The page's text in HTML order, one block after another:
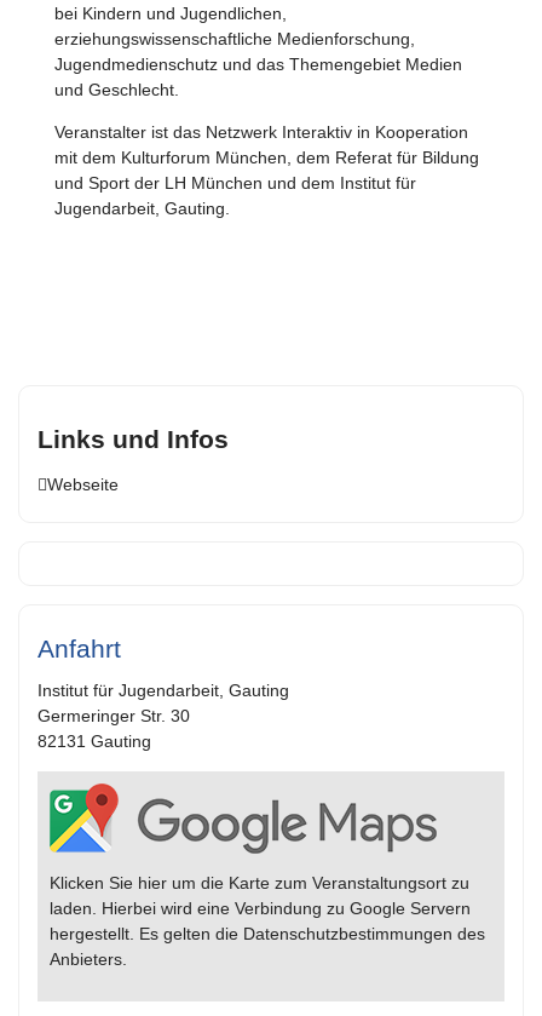
bei Kindern und Jugendlichen,
erziehungswissenschaftliche Medienforschung,
Jugendmedienschutz und das Themengebiet Medien
und Geschlecht.
Veranstalter ist das Netzwerk Interaktiv in Kooperation
mit dem Kulturforum München, dem Referat für Bildung
und Sport der LH München und dem Institut für
Jugendarbeit, Gauting.
Links und Infos
Webseite
Anfahrt
Institut für Jugendarbeit, Gauting
Germeringer Str. 30
82131 Gauting
Klicken Sie hier um die Karte zum Veranstaltungsort zu
laden. Hierbei wird eine Verbindung zu Google Servern
hergestellt. Es gelten die Datenschutzbestimmungen des
Anbieters.